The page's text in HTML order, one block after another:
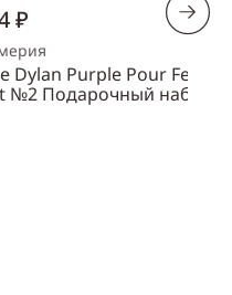
₽
Dylan Purple Pour Femme
№2 Подарочный набор